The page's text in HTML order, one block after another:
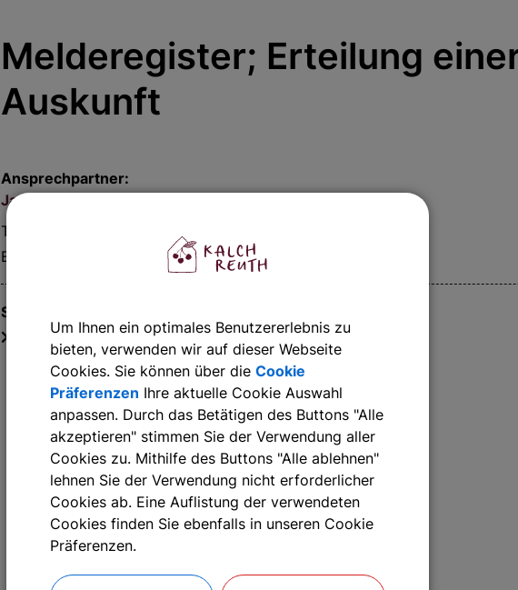
Melderegister; Erteilung
Auskunft
Ansprechpartner:
Janine
Tel.:
E-Mail:
janine.schmitt@kalchreuth.de
Sachgebiete
Gemeinde Kalchreuth
Um Ihnen ein optimales Benutzererlebnis zu
bieten, verwenden wir auf dieser Webseite
Cookies. Sie können über die Cookie
Präferenzen Ihre aktuelle Cookie Auswahl
anpassen. Durch das Betätigen des Buttons "Alle
akzeptieren" stimmen Sie der Verwendung aller
Cookies zu. Mithilfe des Buttons "Alle ablehnen"
lehnen Sie der Verwendung nicht erforderlicher
Cookies ab. Eine Auflistung der verwendeten
Cookies finden Sie ebenfalls in unseren Cookie
Präferenzen.